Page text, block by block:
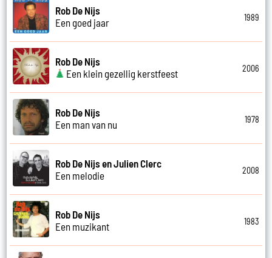
Rob De Nijs
Een goed jaar
1989
Rob De Nijs
Een klein gezellig kerstfeest
2006
Rob De Nijs
Een man van nu
1978
Rob De Nijs en Julien Clerc
Een melodie
2008
Rob De Nijs
Een muzikant
1983